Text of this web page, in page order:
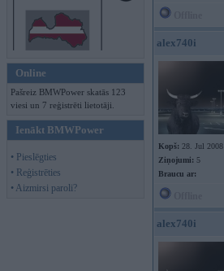
Online
Pašreiz BMWPower skatās 123
viesi un 7 reģistrēti lietotāji.
Ienākt BMWPower
• Pieslēgties
• Reģistrēties
• Aizmirsi paroli?
alex740i
Kopš: 28. Jul 2008
Ziņojumi: 5
Braucu ar:
alex740i